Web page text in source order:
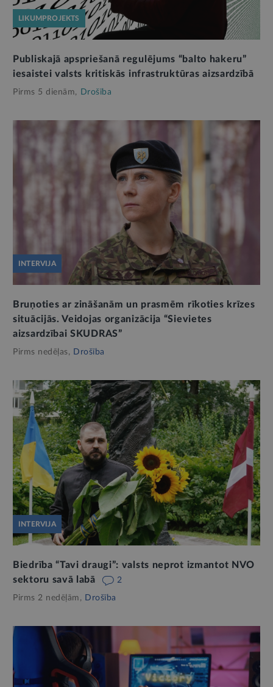
LIKUMPROJEKTS
Publiskajā apspriešanā regulējums “balto hakeru”
iesaistei valsts kritiskās infrastruktūras aizsardzībā
Pirms 5 dienām, Drošība
INTERVIJA
Bruņoties ar zināšanām un prasmēm rīkoties krīzes
situācijās. Veidojas organizācija “Sievietes
aizsardzībai SKUDRAS”
Pirms nedēļas, Drošība
INTERVIJA
Biedrība “Tavi draugi”: valsts neprot izmantot NVO
sektoru savā labā
2
Pirms 2 nedēļām, Drošība